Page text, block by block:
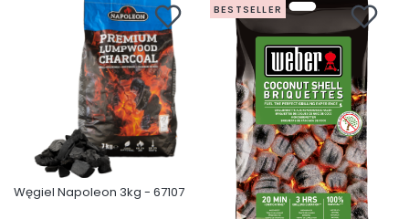
Węgiel Napoleon 3kg - 67107
BESTSELLER